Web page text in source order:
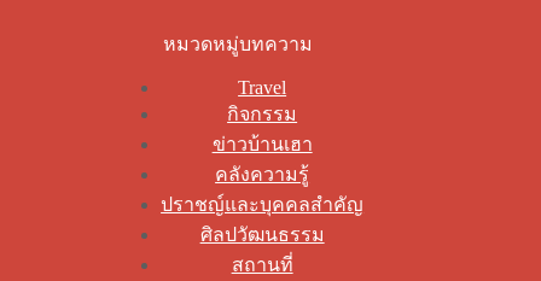
หมวดหมู่บทความ
Travel
กิจกรรม
ข่าวบ้านเฮา
คลังความรู้
ปราชญ์และบุคคลสำคัญ
ศิลปวัฒนธรรม
สถานที่